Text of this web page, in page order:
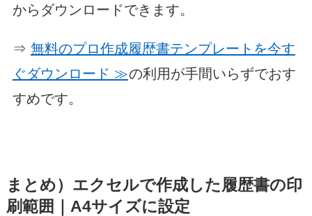
からダウンロードできます。
⇒ 無料のプロ作成履歴書テンプレートを今す
ぐダウンロード ≫の利用が手間いらずでおす
すめです。
まとめ）エクセルで作成した履歴書の印
刷範囲｜A4サイズに設定